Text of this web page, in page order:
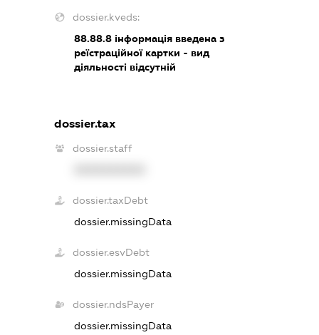
dossier.kveds:
88.88.8 інформація введена з
реїстраційної картки - вид
діяльності відсутній
dossier.tax
dossier.staff
dossier.taxDebt
dossier.missingData
dossier.esvDebt
dossier.missingData
dossier.ndsPayer
dossier.missingData